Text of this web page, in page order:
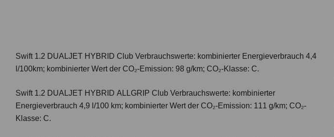
Swift 1.2 DUALJET HYBRID Club Verbrauchswerte: kombinierter Energieverbrauch 4,4
l/100km; kombinierter Wert der CO₂-Emission: 98 g/km; CO₂-Klasse: C.
Swift 1.2 DUALJET HYBRID ALLGRIP Club Verbrauchswerte: kombinierter
Energieverbrauch 4,9 l/100 km; kombinierter Wert der CO₂-Emission: 111 g/km; CO₂-
Klasse: C.